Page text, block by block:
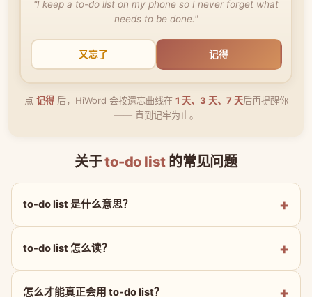
"I keep a to-do list on my phone so I never forget what
needs to be done."
又忘了 记得
点 记得后，HiWord 会按遗忘曲线在 1 天、3 天、7 天后再提醒你
—— 直到记牢为止。
关于to-do list 的常见问题
to-do list 是什么意思？
to-do list 怎么读？
怎么才能真正会用 to-do list？